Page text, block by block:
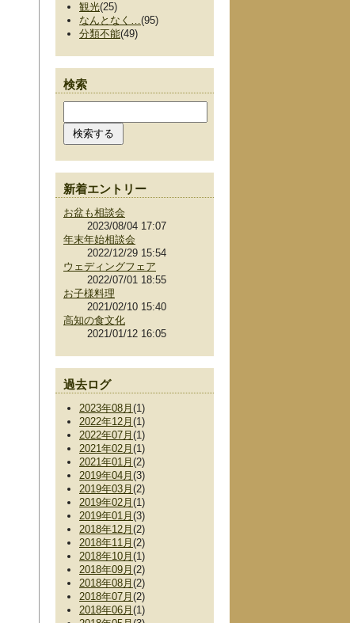
観光(25)
なんとなく…(95)
分類不能(49)
検索
新着エントリー
お盆も相談会
2023/08/04 17:07
年末年始相談会
2022/12/29 15:54
ウェディングフェア
2022/07/01 18:55
お子様料理
2021/02/10 15:40
高知の食文化
2021/01/12 16:05
過去ログ
2023年08月 (1)
2022年12月 (1)
2022年07月 (1)
2021年02月 (1)
2021年01月 (2)
2019年04月 (3)
2019年03月 (2)
2019年02月 (1)
2019年01月 (3)
2018年12月 (2)
2018年11月 (2)
2018年10月 (1)
2018年09月 (2)
2018年08月 (2)
2018年07月 (2)
2018年06月 (1)